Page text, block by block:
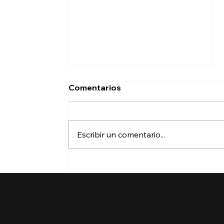
Suprema avalar el fin de la
Comentarios
Escribir un comentario...